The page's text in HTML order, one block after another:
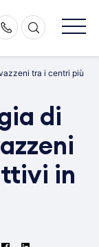
tra i centri più
di
in